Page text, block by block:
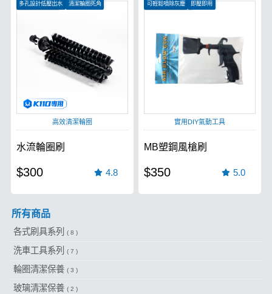
多孔設計低壓出水
清潔輪圈死角
高效清潔輪圈
水流輪圈刷
$300 4.8
可輕鬆噴除灰塵
即壓即用
實用DIY氣動工具
MB塑鋼風槍刷
$350 5.0
所有商品
各式刷具系列 ( 8 )
洗車工具系列 ( 7 )
輪圈清潔保養 ( 3 )
玻璃清潔保養 ( 2 )